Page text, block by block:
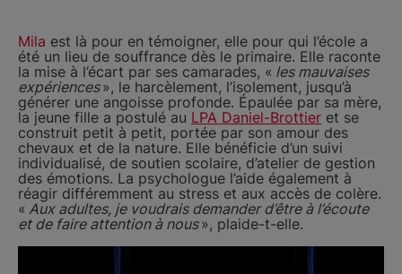
Mila est là pour en témoigner, elle pour qui l’école a
été un lieu de souffrance dès le primaire. Elle raconte
la mise à l’écart par ses camarades, « les mauvaises
expériences», le harcèlement, l’isolement, jusqu’à
générer une angoisse profonde. Épaulée par sa mère,
la jeune fille a postulé au LPA Daniel-Brottier et se
construit petit à petit, portée par son amour des
chevaux et de la nature. Elle bénéficie d’un suivi
individualisé, de soutien scolaire, d’atelier de gestion
des émotions. La psychologue l’aide également à
réagir différemment au stress et aux accès de colère.
« Aux adultes, je voudrais demander d’être à l’écoute
et de faire attention à nous», plaide-t-elle.